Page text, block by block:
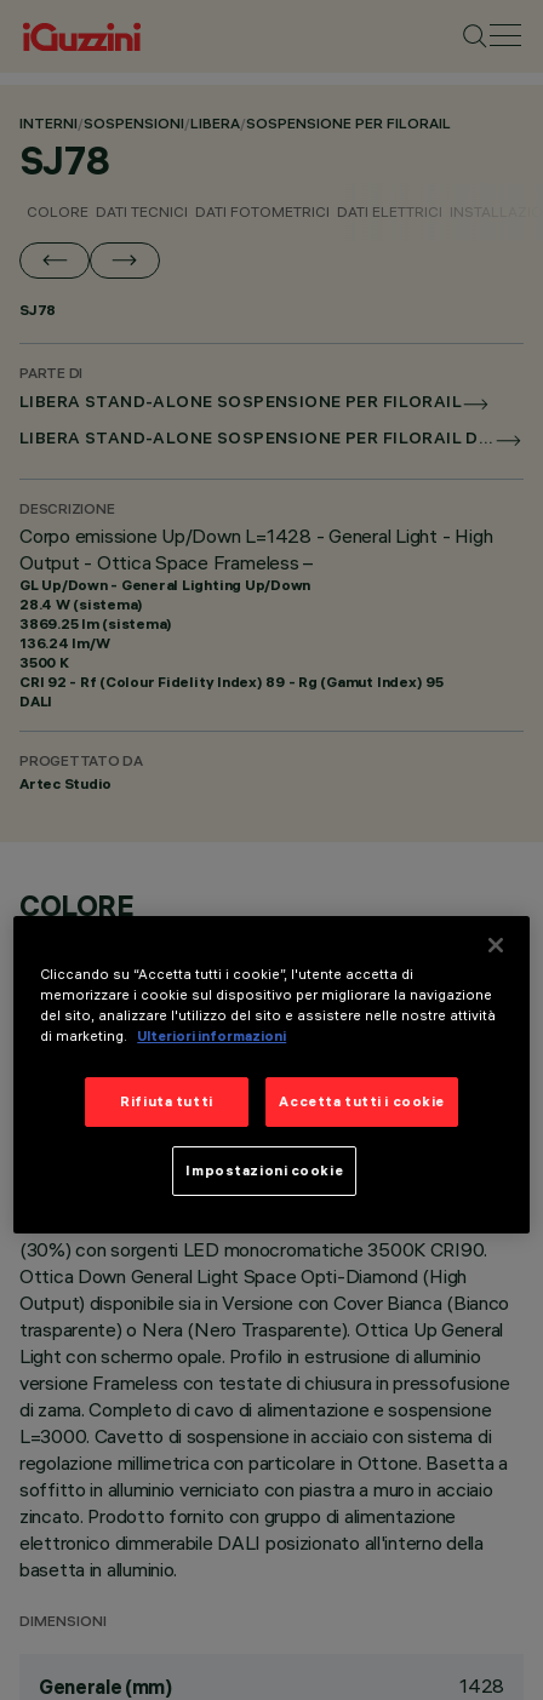
INTERNI/SOSPENSIONI/LIBERA/SOSPENSIONE PER FILORAIL
SJ78
COLORE DATI TECNICI DATI FOTOMETRICI DATI ELETTRICI
SJ78
PARTE DI
LIBERA STAND-ALONE SOSPENSIONE PER FILORAIL
LIBERA STAND-ALONE SOSPENSIONE PER FILORAIL DALI POWERLINE
DESCRIZIONE
Corpo emissione Up/Down L=1428 - General Light - High
Output - Ottica Space Frameless –
GL Up/Down - General Lighting Up/Down
28.4 W (sistema)
3869.25 lm (sistema)
136.24 lm/W
3500 K
CRI 92 - Rf (Colour Fidelity Index) 89 - Rg (Gamut Index) 95
DALI
PROGETTATO DA
Artec Studio
COLORE
DATI TECNICI
(30%) con sorgenti LED monocromatiche 3500K CRI90.
Ottica Down General Light Space Opti-Diamond (High
Output) disponibile sia in Versione con Cover Bianca (Bianco
trasparente) o Nera (Nero Trasparente). Ottica Up General
Light con schermo opale. Profilo in estrusione di alluminio
versione Frameless con testate di chiusura in pressofusione
di zama. Completo di cavo di alimentazione e sospensione
L=3000. Cavetto di sospensione in acciaio con sistema di
regolazione millimetrica con particolare in Ottone. Basetta a
soffitto in alluminio verniciato con piastra a muro in acciaio
zincato. Prodotto fornito con gruppo di alimentazione
elettronico dimmerabile DALI posizionato all'interno della
basetta in alluminio.
DIMENSIONI
Generale (mm) 1428
Cliccando su “Accetta tutti i cookie”, l'utente accetta di
memorizzare i cookie sul dispositivo per migliorare la navigazione
del sito, analizzare l'utilizzo del sito e assistere nelle nostre attività
di marketing.
Ulteriori informazioni
Rifiuta tutti Accetta tutti i cookie
Impostazioni cookie